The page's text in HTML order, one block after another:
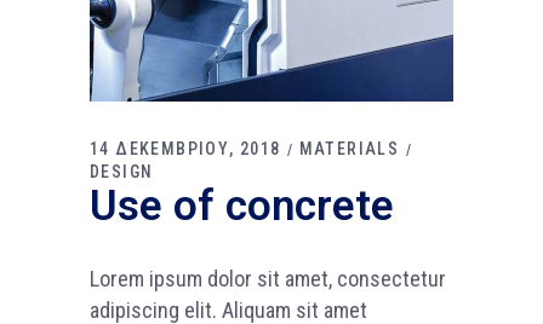
14 ΔΕΚΕΜΒΡΙΟΥ, 2018
MATERIALS
DESIGN
Use of concrete
Lorem ipsum dolor sit amet, consectetur
adipiscing elit. Aliquam sit amet